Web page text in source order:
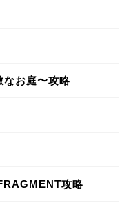
なお庭〜攻略
攻略